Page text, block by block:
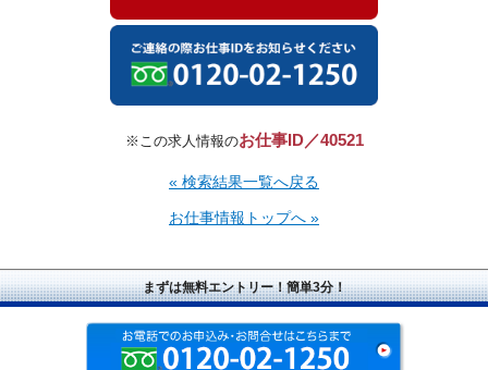
※この求人情報のお仕事ID／40521
« 検索結果一覧へ戻る
お仕事情報トップへ »
まずは無料エントリー！簡単3分！